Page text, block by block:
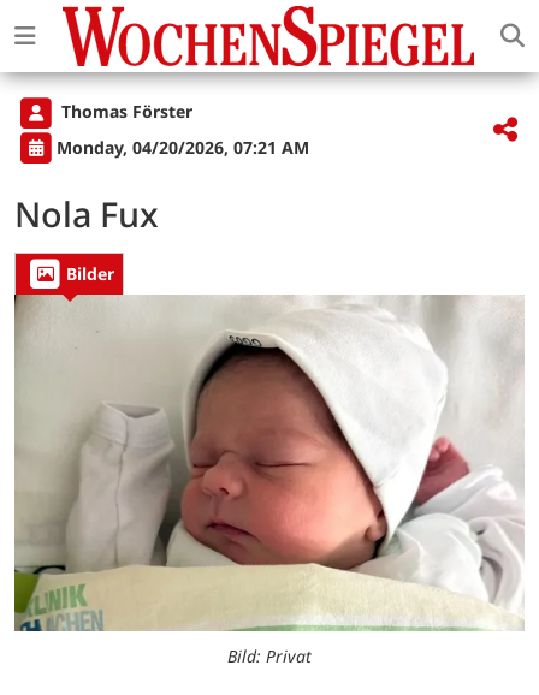
Thomas Förster
Monday, 04/20/2026, 07:21 AM
Nola Fux
Bilder
Bild: Privat